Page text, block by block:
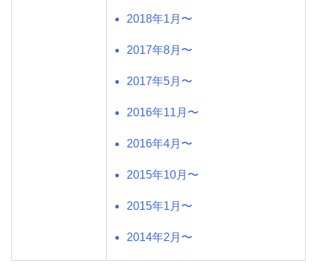
2018年1月〜
2017年8月〜
2017年5月〜
2016年11月〜
2016年4月〜
2015年10月〜
2015年1月〜
2014年2月〜